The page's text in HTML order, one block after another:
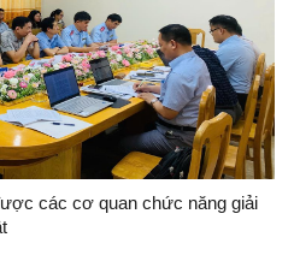
các cơ quan chức năng giải